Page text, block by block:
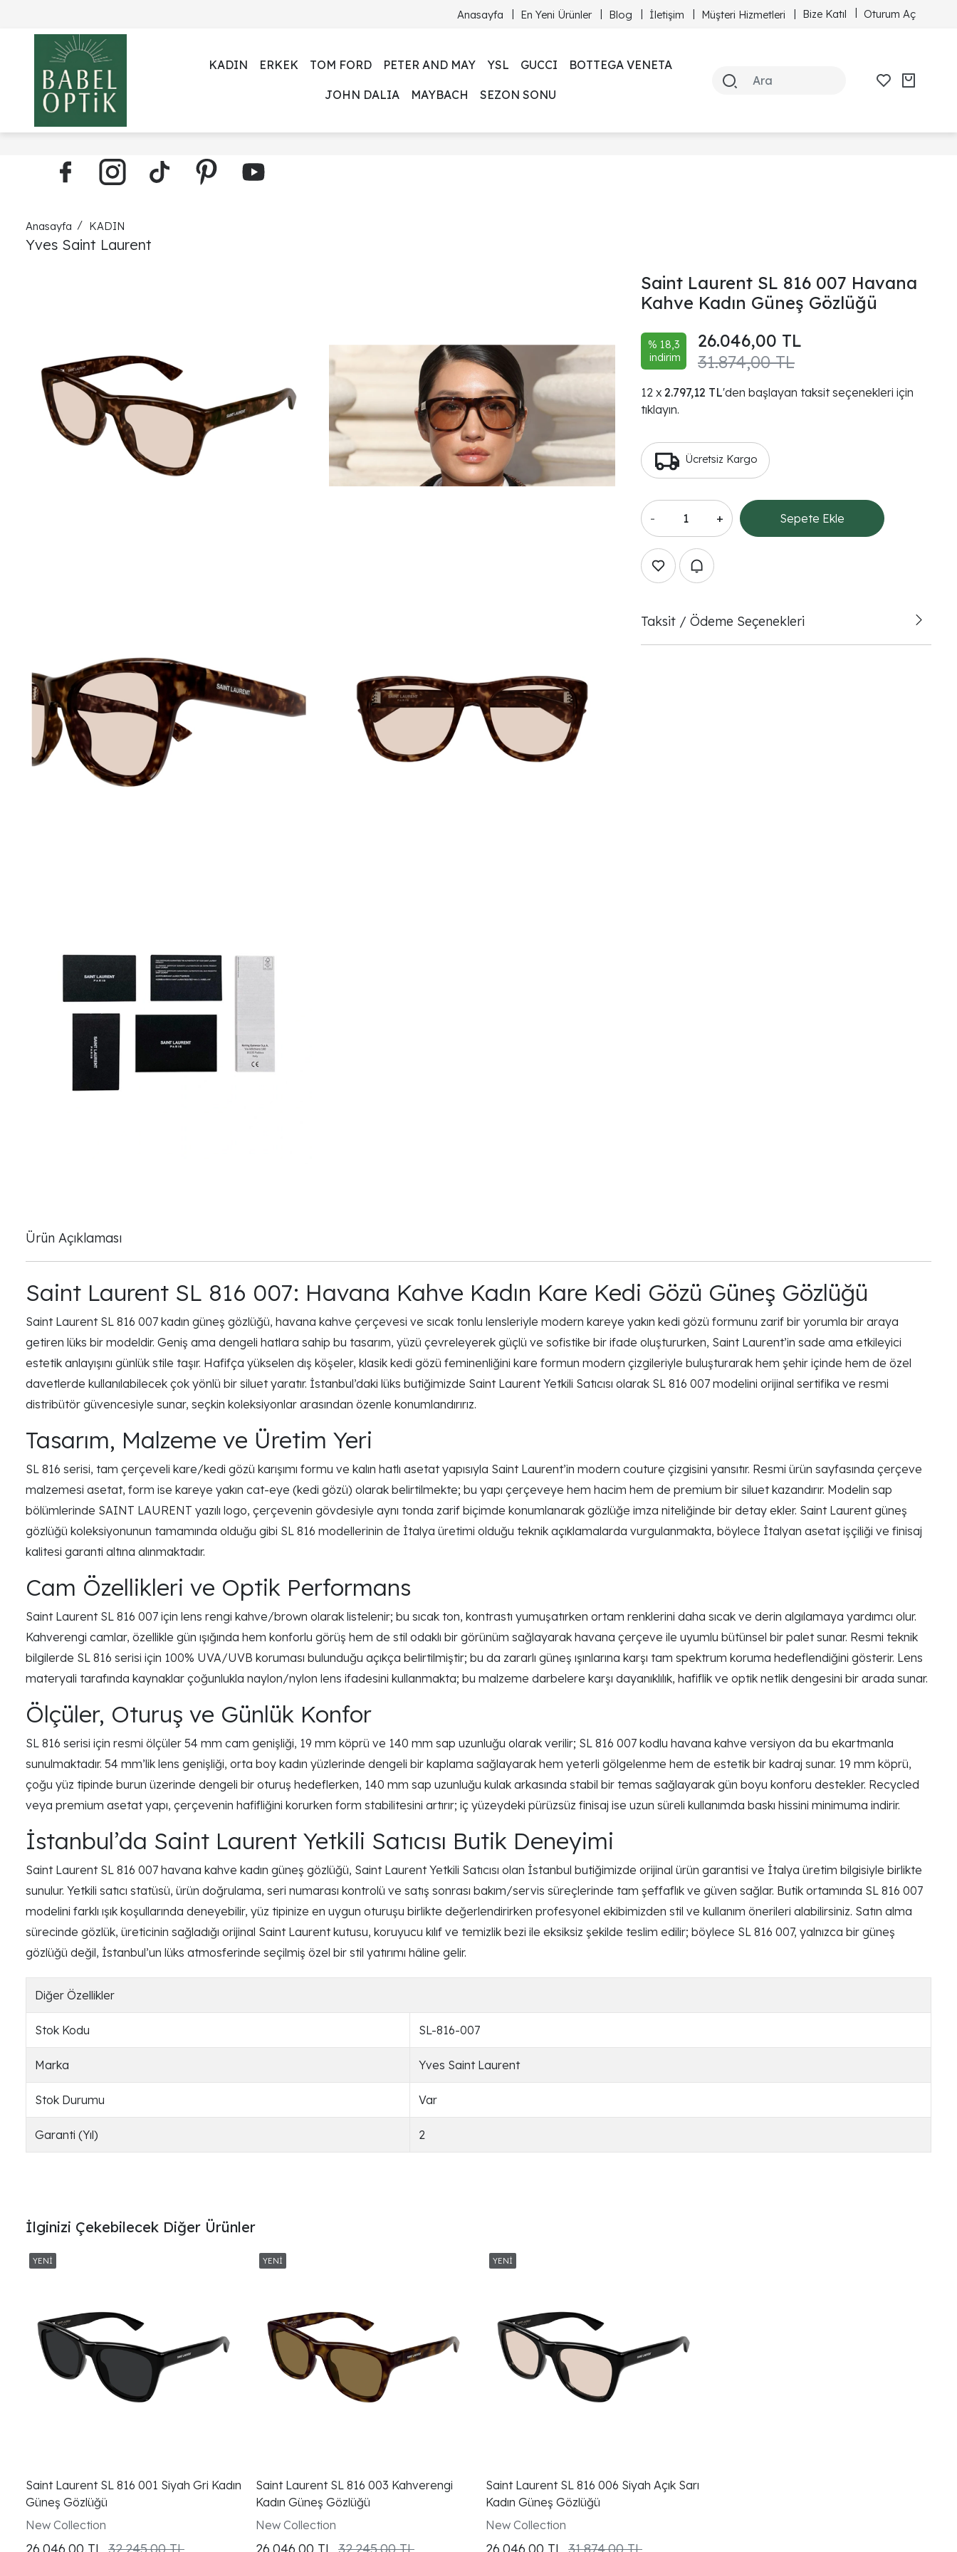
Anasayfa En Yeni Ürünler Blog İletişim Müşteri Hizmetleri Bize Katıl Oturum Aç
KADIN ERKEK TOM FORD PETER AND MAY YSL GUCCI BOTTEGA VENETA
JOHN DALIA MAYBACH SEZON SONU
Anasayfa KADIN
Yves Saint Laurent
Saint Laurent SL 816 007 Havana
Kahve Kadın Güneş Gözlüğü
% 18,3
indirim
31.874,00 TL
26.046,00 TL
2.797,12 TL'den başlayan taksit seçenekleri için
tıklayın.
Ücretsiz Kargo
- + Sepete Ekle
Taksit / Ödeme Seçenekleri
Ürün Açıklaması
Saint Laurent SL 816 007: Havana Kahve Kadın Kare Kedi Gözü Güneş Gözlüğü
Saint Laurent SL 816 007 kadın güneş gözlüğü, havana kahve çerçevesi ve sıcak tonlu lensleriyle modern kareye yakın kedi gözü formunu zarif bir yorumla bir araya
getiren lüks bir modeldir. Geniş ama dengeli hatlara sahip bu tasarım, yüzü çevreleyerek güçlü ve sofistike bir ifade oluştururken, Saint Laurent’in sade ama etkileyici
estetik anlayışını günlük stile taşır. Hafifça yükselen dış köşeler, klasik kedi gözü feminenliğini kare formun modern çizgileriyle buluşturarak hem şehir içinde hem de özel
davetlerde kullanılabilecek çok yönlü bir siluet yaratır. İstanbul’daki lüks butiğimizde Saint Laurent Yetkili Satıcısı olarak SL 816 007 modelini orijinal sertifika ve resmi
distribütör güvencesiyle sunar, seçkin koleksiyonlar arasından özenle konumlandırırız.
Tasarım, Malzeme ve Üretim Yeri
SL 816 serisi, tam çerçeveli kare/kedi gözü karışımı formu ve kalın hatlı asetat yapısıyla Saint Laurent’in modern couture çizgisini yansıtır. Resmi ürün sayfasında çerçeve
malzemesi asetat, form ise kareye yakın cat-eye (kedi gözü) olarak belirtilmekte; bu yapı çerçeveye hem hacim hem de premium bir siluet kazandırır. Modelin sap
bölümlerinde SAINT LAURENT yazılı logo, çerçevenin gövdesiyle aynı tonda zarif biçimde konumlanarak gözlüğe imza niteliğinde bir detay ekler. Saint Laurent güneş
gözlüğü koleksiyonunun tamamında olduğu gibi SL 816 modellerinin de İtalya üretimi olduğu teknik açıklamalarda vurgulanmakta, böylece İtalyan asetat işçiliği ve finisaj
kalitesi garanti altına alınmaktadır.
Cam Özellikleri ve Optik Performans
Saint Laurent SL 816 007 için lens rengi kahve/brown olarak listelenir; bu sıcak ton, kontrastı yumuşatırken ortam renklerini daha sıcak ve derin algılamaya yardımcı olur.
Kahverengi camlar, özellikle gün ışığında hem konforlu görüş hem de stil odaklı bir görünüm sağlayarak havana çerçeve ile uyumlu bütünsel bir palet sunar. Resmi teknik
bilgilerde SL 816 serisi için 100% UVA/UVB koruması bulunduğu açıkça belirtilmiştir; bu da zararlı güneş ışınlarına karşı tam spektrum koruma hedeflendiğini gösterir. Lens
materyali tarafında kaynaklar çoğunlukla naylon/nylon lens ifadesini kullanmakta; bu malzeme darbelere karşı dayanıklılık, hafiflik ve optik netlik dengesini bir arada sunar.
Ölçüler, Oturuş ve Günlük Konfor
SL 816 serisi için resmi ölçüler 54 mm cam genişliği, 19 mm köprü ve 140 mm sap uzunluğu olarak verilir; SL 816 007 kodlu havana kahve versiyon da bu ekartmanla
sunulmaktadır. 54 mm’lik lens genişliği, orta boy kadın yüzlerinde dengeli bir kaplama sağlayarak hem yeterli gölgelenme hem de estetik bir kadraj sunar. 19 mm köprü,
çoğu yüz tipinde burun üzerinde dengeli bir oturuş hedeflerken, 140 mm sap uzunluğu kulak arkasında stabil bir temas sağlayarak gün boyu konforu destekler. Recycled
veya premium asetat yapı, çerçevenin hafifliğini korurken form stabilitesini artırır; iç yüzeydeki pürüzsüz finisaj ise uzun süreli kullanımda baskı hissini minimuma indirir.
İstanbul’da Saint Laurent Yetkili Satıcısı Butik Deneyimi
Saint Laurent SL 816 007 havana kahve kadın güneş gözlüğü, Saint Laurent Yetkili Satıcısı olan İstanbul butiğimizde orijinal ürün garantisi ve İtalya üretim bilgisiyle birlikte
sunulur. Yetkili satıcı statüsü, ürün doğrulama, seri numarası kontrolü ve satış sonrası bakım/servis süreçlerinde tam şeffaflık ve güven sağlar. Butik ortamında SL 816 007
modelini farklı ışık koşullarında deneyebilir, yüz tipinize en uygun oturuşu birlikte değerlendirirken profesyonel ekibimizden stil ve kullanım önerileri alabilirsiniz. Satın alma
sürecinde gözlük, üreticinin sağladığı orijinal Saint Laurent kutusu, koruyucu kılıf ve temizlik bezi ile eksiksiz şekilde teslim edilir; böylece SL 816 007, yalnızca bir güneş
gözlüğü değil, İstanbul’un lüks atmosferinde seçilmiş özel bir stil yatırımı hâline gelir.
Diğer Özellikler
Stok Kodu SL-816-007
Marka Yves Saint Laurent
Stok Durumu Var
Garanti (Yıl) 2
İlginizi Çekebilecek Diğer Ürünler
Saint Laurent SL 816 001 Siyah Gri Kadın
Güneş Gözlüğü
New Collection
26.046,00 TL 32.245,00 TL
Saint Laurent SL 816 003 Kahverengi
Kadın Güneş Gözlüğü
New Collection
26.046,00 TL 32.245,00 TL
Saint Laurent SL 816 006 Siyah Açık Sarı
Kadın Güneş Gözlüğü
New Collection
26.046,00 TL 31.874,00 TL